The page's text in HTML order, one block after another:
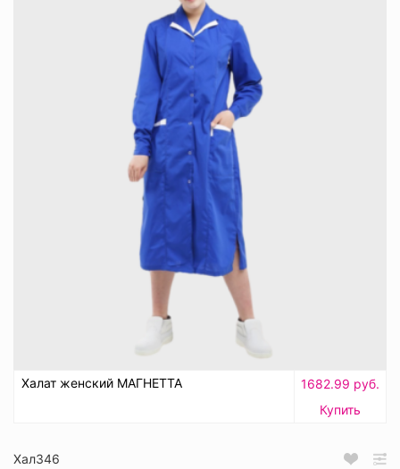
Халат женский МАГНЕТТА
1682.99 руб.
Купить
Хал346